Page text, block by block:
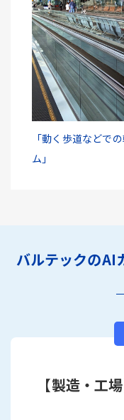
「動く歩道などで
ム」
バルテックのAI
【製造・工